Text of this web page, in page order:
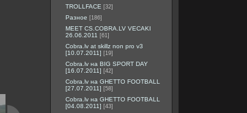
TROLLFACE [32]
Разное [186]
MEET CS.COBRA.LV VECAKI
26.06.2011 [61]
Cobra.lv at skillz non pro v3
[10.07.2011] [19]
Cobra.lv на BIG SPORT DAY
[16.07.2011] [42]
Cobra.lv на GHETTO FOOTBALL
[27.07.2011] [58]
Cobra.lv на GHETTO FOOTBALL
[04.08.2011] [43]